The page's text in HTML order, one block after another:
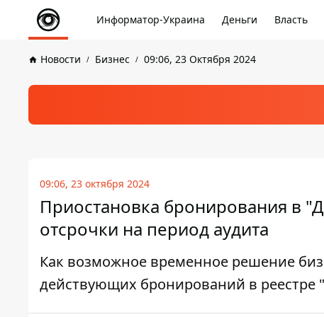
Информатор-Украина Деньги Власть
Новости Бизнес 09:06, 23 Октября 2024
09:06, 23 октября 2024
Приостановка бронирования в
отсрочки на период аудита
Как возможное временное решение
действующих бронирований в реестре